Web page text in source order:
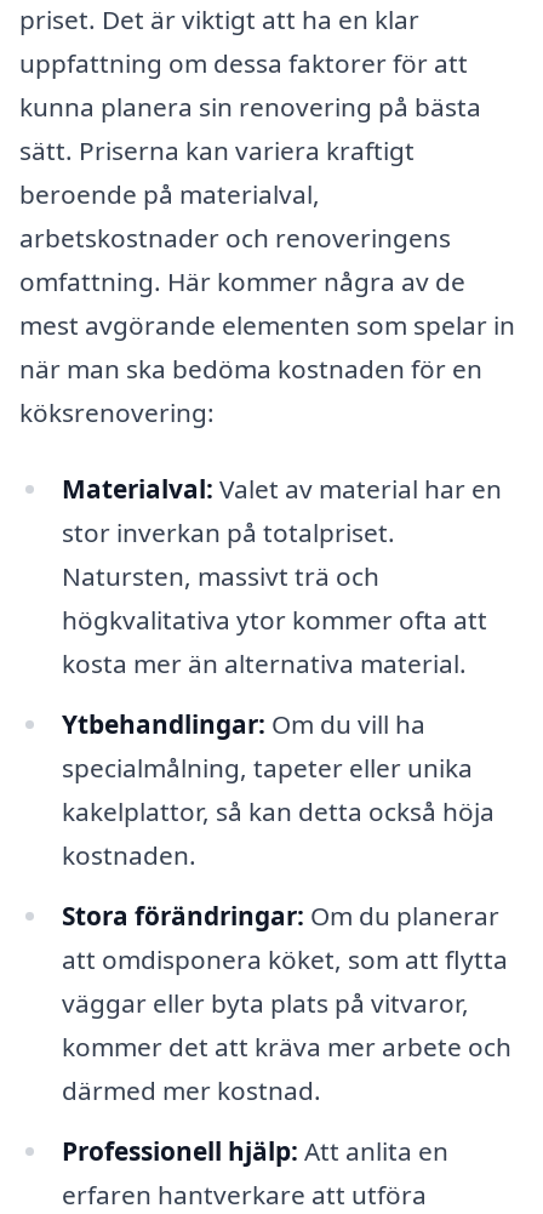
priset. Det är viktigt att ha en klar
uppfattning om dessa faktorer för att
kunna planera sin renovering på bästa
sätt. Priserna kan variera kraftigt
beroende på materialval,
arbetskostnader och renoveringens
omfattning. Här kommer några av de
mest avgörande elementen som spelar in
när man ska bedöma kostnaden för en
köksrenovering:
Materialval: Valet av material har en
stor inverkan på totalpriset.
Natursten, massivt trä och
högkvalitativa ytor kommer ofta att
kosta mer än alternativa material.
Ytbehandlingar: Om du vill ha
specialmålning, tapeter eller unika
kakelplattor, så kan detta också höja
kostnaden.
Stora förändringar: Om du planerar
att omdisponera köket, som att flytta
väggar eller byta plats på vitvaror,
kommer det att kräva mer arbete och
därmed mer kostnad.
Professionell hjälp: Att anlita en
erfaren hantverkare att utföra